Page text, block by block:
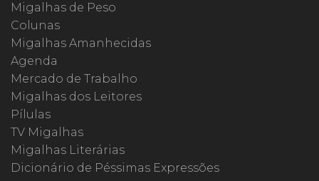
Migalhas de Peso
Colunas
Migalhas Amanhecidas
Agenda
Mercado de Trabalho
Migalhas dos Leitores
Pílulas
TV Migalhas
Migalhas Literárias
Dicionário de Péssimas Expressões